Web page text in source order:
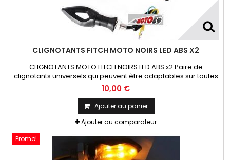
CLIGNOTANTS FITCH MOTO NOIRS LED ABS X2
CLIGNOTANTS MOTO FITCH NOIRS LED ABS x2 Paire de
clignotants universels qui peuvent être adaptables sur toutes
motos ou scooters
10,00 €
Ajouter au panier
Ajouter au comparateur
Promo!